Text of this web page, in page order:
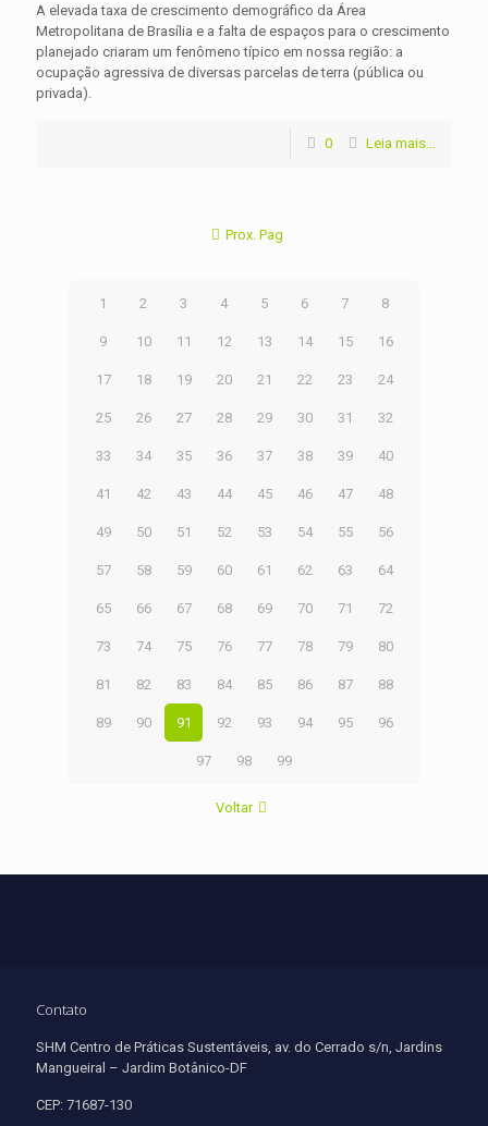
A elevada taxa de crescimento demográfico da Área
Metropolitana de Brasília e a falta de espaços para o crescimento
planejado criaram um fenômeno típico em nossa região: a
ocupação agressiva de diversas parcelas de terra (pública ou
privada).
0 Leia mais...
Prox. Pag
1 2 3 4 5 6 7 8
9 10 11 12 13 14 15 16
17 18 19 20 21 22 23 24
25 26 27 28 29 30 31 32
33 34 35 36 37 38 39 40
41 42 43 44 45 46 47 48
49 50 51 52 53 54 55 56
57 58 59 60 61 62 63 64
65 66 67 68 69 70 71 72
73 74 75 76 77 78 79 80
81 82 83 84 85 86 87 88
89 90 91 92 93 94 95 96
97 98 99
Voltar
Contato
SHM Centro de Práticas Sustentáveis, av. do Cerrado s/n, Jardins
Mangueiral – Jardim Botânico-DF
CEP: 71687-130